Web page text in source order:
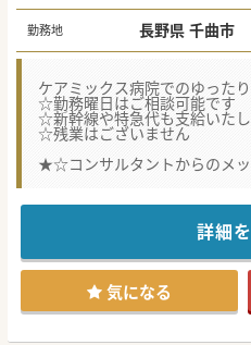
勤務地 長野県 千曲市
ケアミックス病院でのゆった
☆勤務曜日はご相談可能です
☆新幹線や特急代も支給いた
☆残業はございません
★☆コンサルタントからのメ
呼吸器の専門っ外来をご担当
北信、東信エリアから通勤可
通費や宿泊費支給されます。
気になる方はお気軽にお問い
#曜日相談可
詳細
気になる